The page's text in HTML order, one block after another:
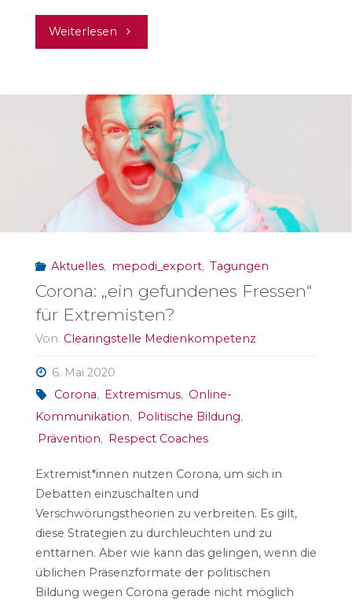
Weiterlesen "Verschwörungserzählungen
Corona"
Aktuelles, mepodi_export, Tagungen
Corona: „ein gefundenes Fressen“
für Extremisten?
Von Clearingstelle Medienkompetenz
6. Mai 2020
Corona, Extremismus, Online-
Kommunikation, Politische Bildung,
Prävention, Respect Coaches
Extremist*innen nutzen Corona, um sich in
Debatten einzuschalten und
Verschwörungstheorien zu verbreiten. Es gilt,
diese Strategien zu durchleuchten und zu
enttarnen. Aber wie kann das gelingen, wenn die
üblichen Präsenzformate der politischen
Bildung wegen Corona gerade nicht möglich